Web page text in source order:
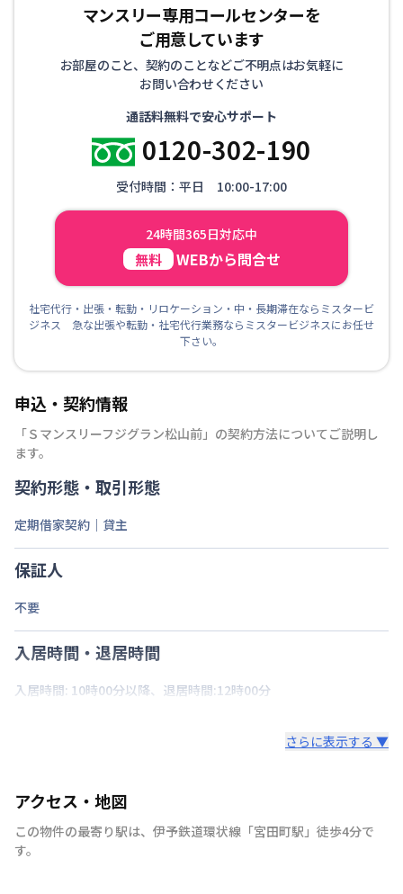
マンスリー専用コールセンターを
ご用意しています
お部屋のこと、契約のことなどご不明点はお気軽に
お問い合わせください
通話料無料で安心サポート
0120-302-190
受付時間：平日 10:00-17:00
24時間365日対応中
無料 WEBから問合せ
社宅代行・出張・転勤・リロケーション・中・長期滞在ならミスタービ
ジネス 急な出張や転勤・社宅代行業務ならミスタービジネスにお任せ
下さい。
申込・契約情報
「Ｓマンスリーフジグラン松山前 」の契約方法についてご説明し
ます。
契約形態・取引形態
定期借家契約｜貸主
保証人
不要
入居時間・退居時間
入居時間: 10時00分以降、退居時間:12時00分
さらに表示する ▼
アクセス・地図
この物件の最寄り駅は、 伊予鉄道環状線 「宮田町駅 」 徒歩4分で
す。